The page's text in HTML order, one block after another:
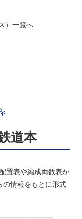
）一覧へ
道本
置表や編成両数表が
の情報をもとに形式